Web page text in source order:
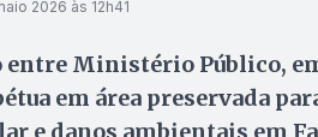
2026 às 12h41
Ministério Público,
em área preservada